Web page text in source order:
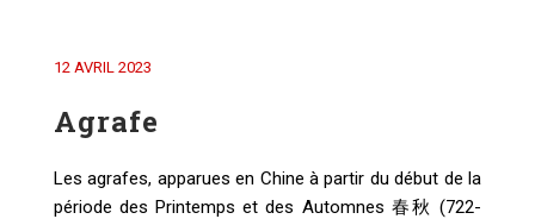
12 AVRIL 2023
Agrafe
Les agrafes, apparues en Chine à partir du début de la
période des Printemps et des Automnes 春秋 (722-